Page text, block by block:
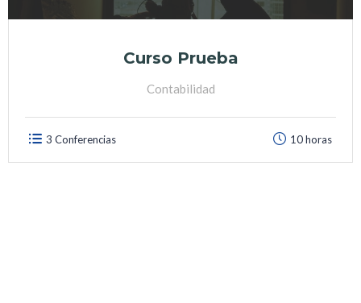
Curso Prueba
Contabilidad
3 Conferencias 10 horas